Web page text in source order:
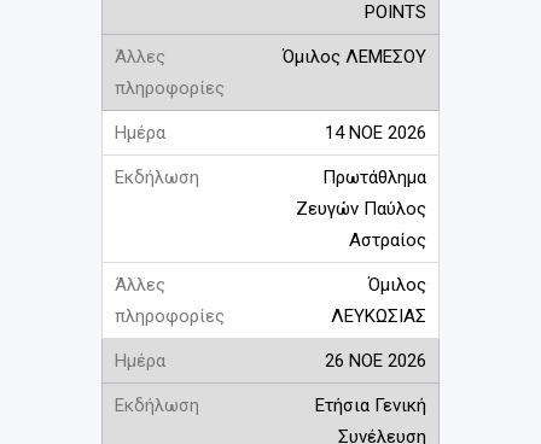
POINTS
Όμιλος ΛΕΜΕΣΟΥ
14 ΝΟΕ 2026
Πρωτάθλημα
Ζευγών Παύλος
Αστραίος
Όμιλος
ΛΕΥΚΩΣΙΑΣ
26 ΝΟΕ 2026
Ετήσια Γενική
Συνέλευση